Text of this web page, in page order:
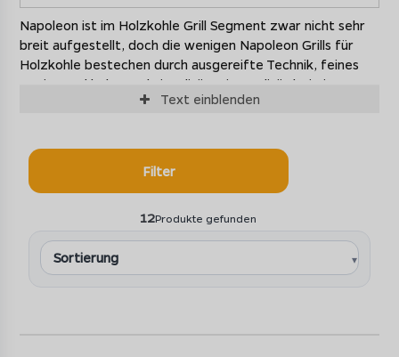
Napoleon ist im Holzkohle Grill Segment zwar nicht sehr
breit aufgestellt, doch die wenigen Napoleon Grills für
Holzkohle bestechen durch ausgereifte Technik, feines
Design und hohe Funktionalität. Die Qualität bei einem
Napoleon Kohlegrill ist selbstredend hervorragend.
den professionellen Bereich, einen Napoleon Räucherofen,
den Apollo und einige Napleon Holzkohle Kugelgrill
Varianten.
Der Napoleon Holzkohle Grill Charcoal Professional
Der Napoleon Charcoal Professional ist ein Holzkohlegrill
in Profi Ausführung. Der Kohlegrill von Napoleon bietet
Text einblenden
Filter
12Produkte gefunden